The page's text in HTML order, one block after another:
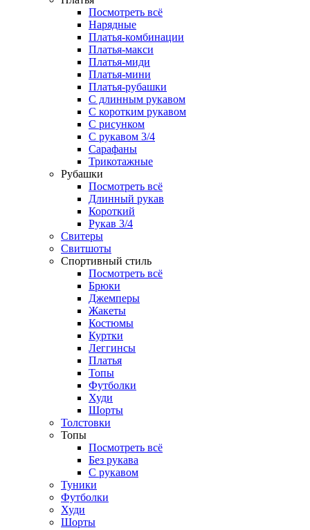
Посмотреть всё
Нарядные
Платья-комбинации
Платья-макси
Платья-миди
Платья-мини
Платья-рубашки
С длинным рукавом
С коротким рукавом
С рисунком
С рукавом 3/4
Сарафаны
Трикотажные
Рубашки
Посмотреть всё
Длинный рукав
Короткий
Рукав 3/4
Свитеры
Свитшоты
Спортивный стиль
Посмотреть всё
Брюки
Джемперы
Жакеты
Костюмы
Куртки
Леггинсы
Платья
Топы
Футболки
Худи
Шорты
Толстовки
Топы
Посмотреть всё
Без рукава
С рукавом
Туники
Футболки
Худи
Шорты